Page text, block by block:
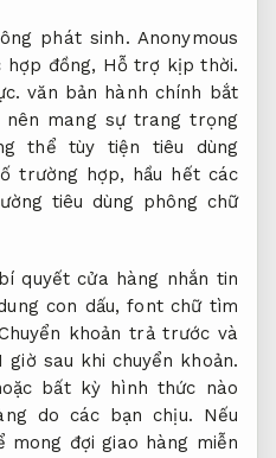
phát sinh. Anonymous
hợp đồng, Hỗ trợ kịp thời.
văn bản hành chính bắt
nên mang sự trang trọng
thể tùy tiện tiêu dùng
trường hợp, hầu hết các
tiêu dùng phông chữ
quyết cửa hàng nhắn tin
con dấu, font chữ tìm
khoản trả trước và
giờ sau khi chuyển khoản.
bất kỳ hình thức nào
do các bạn chịu. Nếu
mong đợi giao hàng miễn